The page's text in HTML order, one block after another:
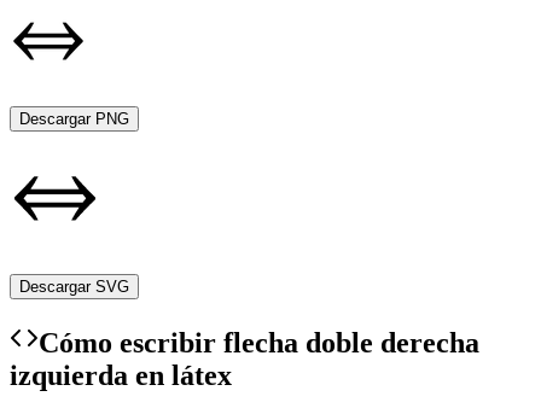
Descargar PNG
Descargar SVG
Cómo escribir flecha doble derecha
izquierda en látex